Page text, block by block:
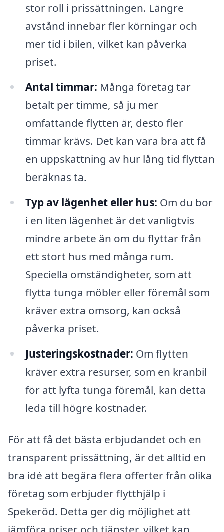
stor roll i prissättningen. Längre
avstånd innebär fler körningar och
mer tid i bilen, vilket kan påverka
priset.
Antal timmar: Många företag tar
betalt per timme, så ju mer
omfattande flytten är, desto fler
timmar krävs. Det kan vara bra att få
en uppskattning av hur lång tid flyttan
beräknas ta.
Typ av lägenhet eller hus: Om du bor
i en liten lägenhet är det vanligtvis
mindre arbete än om du flyttar från
ett stort hus med många rum.
Speciella omständigheter, som att
flytta tunga möbler eller föremål som
kräver extra omsorg, kan också
påverka priset.
Justeringskostnader: Om flytten
kräver extra resurser, som en kranbil
för att lyfta tunga föremål, kan detta
leda till högre kostnader.
För att få det bästa erbjudandet och en
transparent prissättning, är det alltid en
bra idé att begära flera offerter från olika
företag som erbjuder flytthjälp i
Spekeröd. Detta ger dig möjlighet att